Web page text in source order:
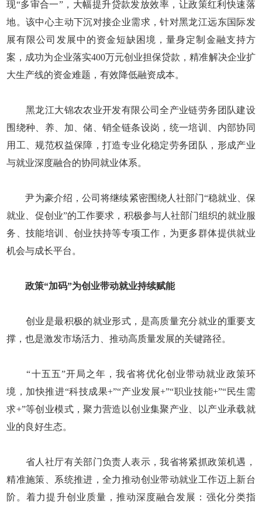
现“多审合一”，大幅提升贷款发放效率，让政策红利快速落
地。该中心主动下沉对接企业需求，针对黑龙江远东国际发
展有限公司发展中的资金短缺困境，量身定制金融支持方
案，成功为企业落实400万元创业担保贷款，精准解决企业扩
大生产线的资金难题，有效降低融资成本。
黑龙江大锦农农业开发有限公司全产业链劳务团队建设
围绕种、养、加、储、销全链条设岗，统一培训、内部协同
用工、规范权益保障，打造专业化稳定劳务团队，形成产业
与就业深度融合的协同就业体系。
尹为豪介绍，公司将继续紧密围绕人社部门“稳就业、保
就业、促创业”的工作要求，积极参与人社部门组织的就业服
务、技能培训、创业扶持等专项工作，为更多群体提供就业
机会与成长平台。
政策“加码”为创业带动就业持续赋能
创业是最积极的就业形式，是高质量充分就业的重要支
撑，也是激发市场活力、推动高质量发展的关键路径。
“十五五”开局之年，我省将优化创业带动就业政策环
境，加快推进“科技成果+”“产业发展+”“职业技能+”“民生需
求+”等创业模式，聚力营造以创业集聚产业、以产业承载就
业的良好生态。
省人社厅有关部门负责人表示，我省将紧抓政策机遇，
精准施策、系统推进，全力推动创业带动就业工作迈上新台
阶。着力提升创业质量，推动深度融合发展：强化分类指